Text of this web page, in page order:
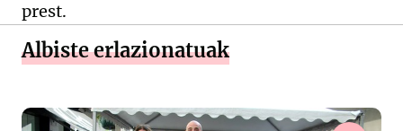
prest.
Albiste erlazionatuak